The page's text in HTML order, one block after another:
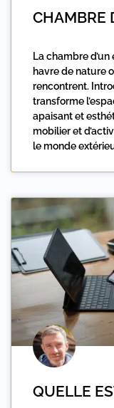
CHAMBRE
La chambre
havre de nature
rencontrent.
transforme
apaisant et
mobilier et
le monde
QUELLE